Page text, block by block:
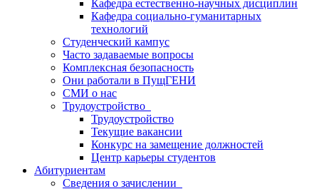
Кафедра естественно-научных дисциплин
Кафедра социально-гуманитарных
технологий
Студенческий кампус
Часто задаваемые вопросы
Комплексная безопасность
Они работали в ПущГЕНИ
СМИ о нас
Трудоустройство
Трудоустройство
Текущие вакансии
Конкурс на замещение должностей
Центр карьеры студентов
Абитуриентам
Сведения о зачислении